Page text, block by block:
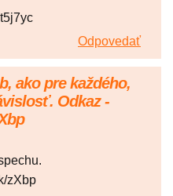
Odpovedať
ako pre každého,
Odkaz -
zXbp